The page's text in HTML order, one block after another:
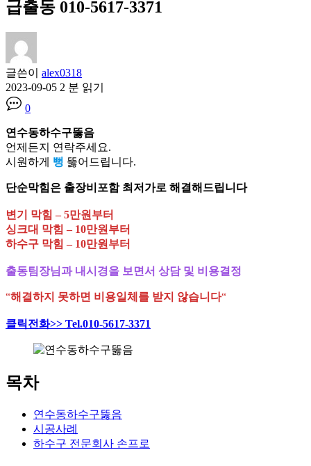
급출동 010-5617-3371
글쓴이 alex0318
2023-09-05 2 분 읽기
0
연수동하수구뚫음
언제든지 연락주세요.
시원하게 뻥 뚫어드립니다.
단순막힘은 출장비포함 최저가로 해결해드립니다
변기 막힘 – 5만원부터
싱크대 막힘 – 10만원부터
하수구 막힘 – 10만원부터
출동팀장님과 내시경을 보면서 상담 및 비용결정
“해결하지 못하면 비용일체를 받지 않습니다“
클릭전화>> Tel.010-5617-3371
목차
연수동하수구뚫음
시공사례
하수구 전문회사 손프로